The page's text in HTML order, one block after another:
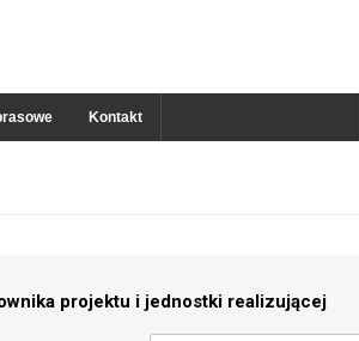
Kontakt
projektu i jednostki realizującej